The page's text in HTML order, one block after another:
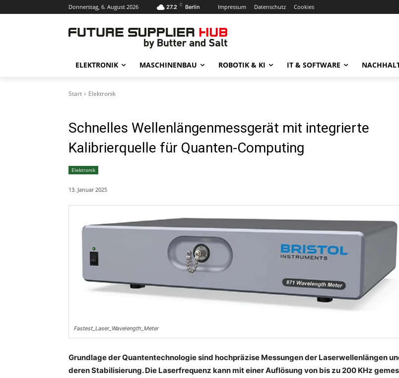
Donnerstag, 6. August 2026 27.2 C Berlin Impressum Datenschutz Cookies
ELEKTRONIK MASCHINENBAU ROBOTIK & KI IT & SOFTWARE
Start Elektronik
Schnelles Wellenlängenmessgerät mit integrierte
Kalibrierquelle für Quanten-Computing
Elektronik
13. Januar 2025
Fastest_Laser_Wavelength_Meter
Grundlage der Quantentechnologie sind hochpräzise Messungen der Laserwellenlängen
deren Stabilisierung. Die Laserfrequenz kann mit einer Auflösung von bis zu 200 KHz